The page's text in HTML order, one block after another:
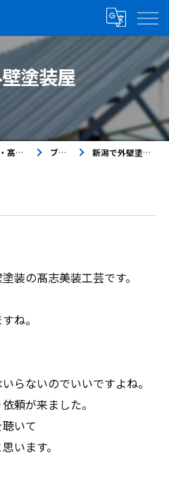
壁塗装屋
新潟県内で住まいの外壁塗装・髙志美装工芸 ブログ 新潟で外壁塗装屋
装の髙志美装工芸です。
ね。
らないのでいいですよね。
頼が来ました。
いて
います。